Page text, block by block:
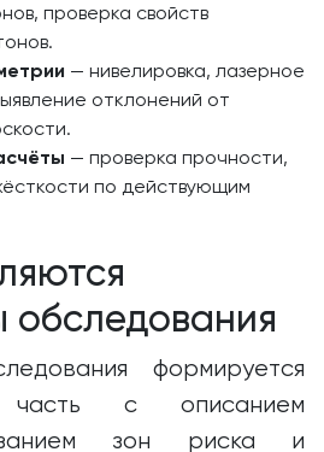
проверка свойств
— нивелировка, лазерное
отклонений от
— проверка прочности,
по действующим
обследования
формируется
часть с описанием
зон риска и